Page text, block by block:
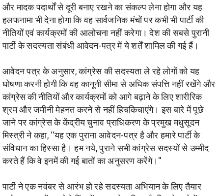
और मादक पदार्थों से दूरी बनाए रखने का संकल्प लेना होगा और यह
हलफनामा भी देना होगा कि वह सार्वजनिक मंचों पर कभी भी पार्टी की
नीतियों एवं कार्यक्रमों की आलोचना नहीं करेगा। देश की सबसे पुरानी
पार्टी के सदस्यता संबंधी आवेदन-पत्र में ये शर्तें शामिल की गई हैं।
आवेदन पत्र के अनुसार, कांग्रेस की सदस्यता ले रहे लोगों को यह
घोषणा करनी होगी कि वह कानूनी सीमा से अधिक संपत्ति नहीं रखेंगे और
कांग्रेस की नीतियों और कार्यक्रमों को आगे बढ़ाने के लिए शारीरिक
श्रम और जमीनी मेहनत करने से नहीं हिचकिचाएंगे। इस बारे में पूछे
जाने पर कांग्रेस के केंद्रीय चुनाव प्राधिकरण के प्रमुख मधुसूदन
मिस्त्री ने कहा, ‘‘यह एक पुराना आवेदन-पत्र है और हमारे पार्टी के
संविधान का हिस्सा है। हम नये, पुराने सभी कांग्रेस सदस्यों से उम्मीद
करते हैं कि वे इनमें की गई बातों का अनुसरण करेंगे।''
पार्टी ने एक नवंबर से आरंभ हो रहे सदस्यता अभियान के लिए तैयार